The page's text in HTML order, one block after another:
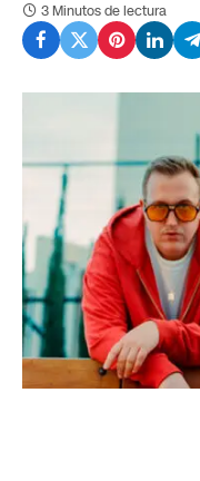
3 Minutos de lectura